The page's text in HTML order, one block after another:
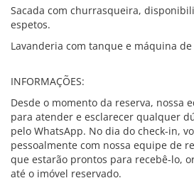
Sacada com churrasqueira,
espetos.
Lavanderia com tanque e máquina
INFORMAÇÕES:
Desde o momento da reserva, nossa
para atender e esclarecer qualquer
pelo WhatsApp. No dia do check-in,
pessoalmente com nossa equipe de
que estarão prontos para recebê-lo,
até o imóvel reservado.